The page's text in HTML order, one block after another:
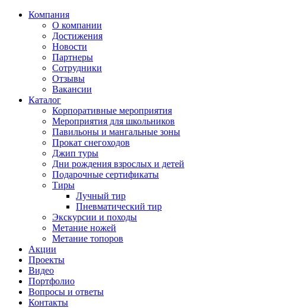
Компания
О компании
Достижения
Новости
Партнеры
Сотрудники
Отзывы
Вакансии
Каталог
Корпоративные мероприятия
Мероприятия для школьников
Павильоны и мангальные зоны
Прокат снегоходов
Джип туры
Дни рождения взрослых и детей
Подарочные сертификаты
Тиры
Лучный тир
Пневматический тир
Экскурсии и походы
Метание ножей
Метание топоров
Акции
Проекты
Видео
Портфолио
Вопросы и ответы
Контакты